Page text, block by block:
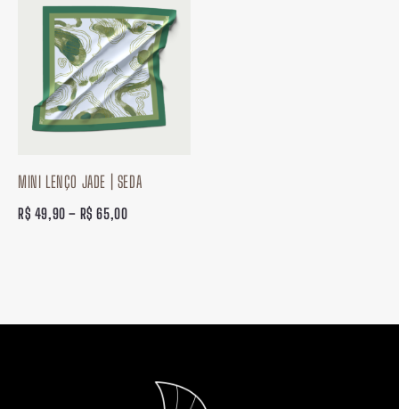
MINI LENÇO JADE | SEDA
R$ 49,90 – R$ 65,00
de
preço:
R$ 49,90
através
R$ 65,00